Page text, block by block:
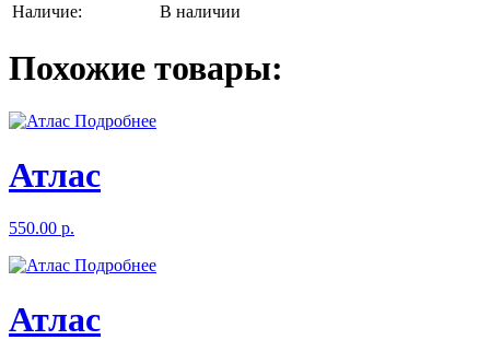
Наличие:
В наличии
Похожие товары:
Подробнее
Атлас
550.00 р.
Подробнее
Атлас